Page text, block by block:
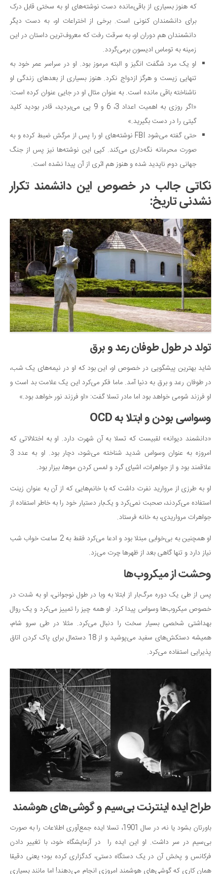
که هنوز بسیاری از باقی‌مانده دست نوشته‌های او به سختی قابل درک
برای دانشمندان کنونی است. برخی از اختراعات او، به دست دیگر
دانشمندان هم دوران او، به سرقت رفت که معروف‌ترین داستان در این
زمینه به توماس ادیسون برمی‌گردد.
او یک مرد شگفت انگیز و البته مرموز بود. او در سراسر عمر خود به
تنهایی زیست و هرگز ازدواج نکرد. هنوز بسیاری از بعدهای زندگی او
ناشناخته باقی مانده است. به عنوان مثال او در جایی عنوان کرده است:
«اگر روزی به اهمیت اعداد 3، 6 و 9 پی می‌بردید، قادر بودید کلید
گیتی را در دست بگیرید.»
حتی گفته می‌شود FBI نوشته‌های او را پس از مرگش ضبط کرده و به
صورت محرمانه نگه‌داری می‌کند. کپی این نوشته‌ها نیز پس از جنگ
جهانی دوم ناپدید شده و هنوز هم اثری از آن پیدا نشده است.
نکاتی جالب در خصوص این دانشمند تکرار
نشدنی تاریخ:
تولد در طول طوفان رعد و برق
شاید بهترین پیشگویی در خصوص او، این بود که او در نیمه‌های یک شب،
در طوفان رعد و برق به دنیا آمد. ماما فکر می‌کرد این یک علامت بد است و
او فرزند شومی خواهد بود اما مادر تسلا گفت: «او فرزند نور خواهد بود.»
وسواسی بودن و ابتلا به OCD
«دانشمند دیوانه» لقبیست که تسلا به آن شهرت دارد. او به اختلالاتی که
امروزه به عنوان وسواس شدید شناخته می‌شود، دچار بود. او به عدد 3
علاقمند بود و از جواهرات، اشیای گرد و لمس کردن موها، بیزار بود.
او به طرزی از مروارید نفرت داشت که با خانم‌هایی که از آن به عنوان زینت
استفاده می‌کردند، صحبت نمی‌کرد و یک‌بار دستیار خود را به خاطر استفاده از
جواهرات مرواریدی، به خانه فرستاد.
او همچنین به بی‌خوابی مبتلا بود و ادعا می‌کرد فقط به 2 ساعت خواب شب
نیاز دارد و تنها گاهی بعد از ظهرها چرت می‌زد.
وحشت از میکروب‌ها
پس از طی یک دوره مرگ‌بار از ابتلا به وبا در طول نوجوانی، او به شدت در
خصوص میکروب‌ها وسواس پیدا کرد. او همه چیز را تمییز می‌کرد و یک روال
بهداشتی شخصی بسیار سخت را دنبال می‌کرد. مثلا در طی سرو شام،
همیشه دستکش‌های سفید می‌پوشید و از 18 دستمال برای پاک کردن اتاق
پذیرایی استفاده می‌کرد.
طراح ایده اینترنت بی‌سیم و گوشی‌های هوشمند
باورتان بشود یا نه، در سال 1901، تسلا ایده جمع‌آوری اطلاعات را به صورت
بی‌سیم در سر داشت. او این ایده را در آزمایشگاه خود، با تغییر دادن
فرکانس و پخش آن در یک دستگاه دستی، کدگزاری کرده بود؛ یعنی دقیقا
همان کاری که گوشی‌های هوشمند امروزی انجام می‌دهند! اما مانند بسیاری